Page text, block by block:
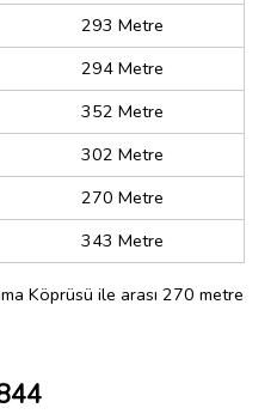
293 Metre
294 Metre
352 Metre
302 Metre
270 Metre
343 Metre
Köprüsü ile arası 270 metre